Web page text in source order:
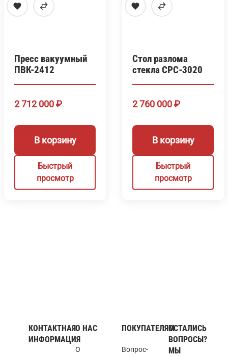
Пресс вакуумный
ПВК-2412
2 712 000₽
В корзину
Быстрый
просмотр
Стол разлома
стекла СРС-3020
2 760 000₽
В корзину
Быстрый
просмотр
КОНТАКТНАЯ
ИНФОРМАЦИЯ
О НАС
О
ПОКУПАТЕЛЯМ
Вопрос-
ОСТАЛИСЬ
ВОПРОСЫ?
МЫ